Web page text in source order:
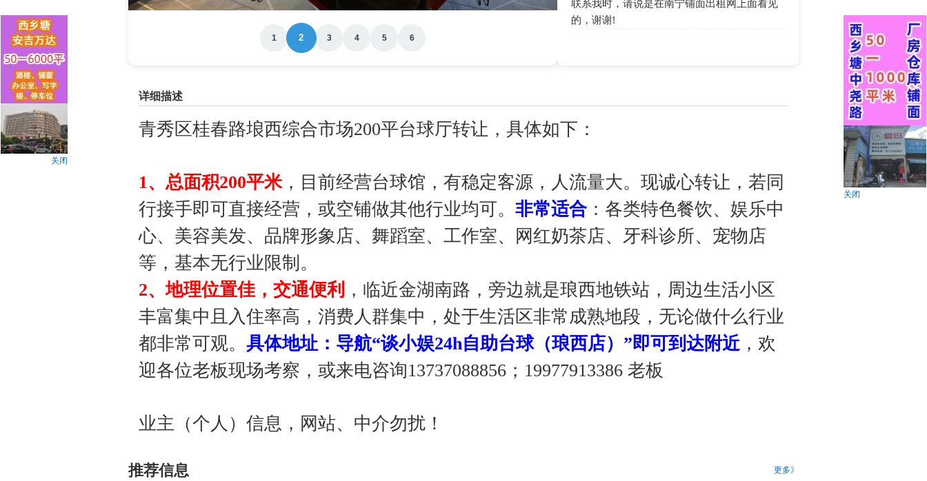
1 2 3 4 5 6
联系我时，请说是在南宁铺面出租网上面看见
的，谢谢!
详细描述
青秀区桂春路埌西综合市场200平台球厅转让，具体如下：
1、总面积200平米，目前经营台球馆，有稳定客源，人流量大。现诚心转让，若同
行接手即可直接经营，或空铺做其他行业均可。 非常适合：各类特色餐饮、娱乐中
心、美容美发、品牌形象店、舞蹈室、工作室、网红奶茶店、牙科诊所、宠物店
等，基本无行业限制。
2、地理位置佳，交通便利 ，临近金湖南路，旁边就是琅西地铁站，周边生活小区
丰富集中且入住率高，消费人群集中，处于生活区非常成熟地段，无论做什么行业
都非常可观。 具体地址：导航“谈小娱24h自助台球（琅西店） ”即可到达附近，欢
迎各位老板现场考察，或来电咨询13737088856；19977913386 老板
业主（个人）信息，网站、中介勿扰！
推荐信息 更多》
关闭
关闭